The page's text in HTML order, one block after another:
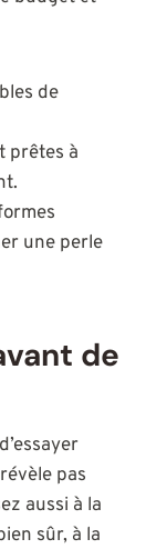
de
prêtes à
une perle
de
pas
aussi à la
sûr, à la